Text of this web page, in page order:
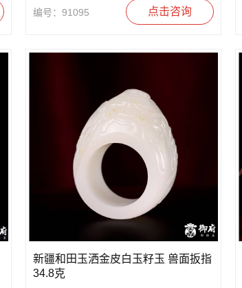
编号：91095 点击咨询
新疆和田玉洒金皮白玉籽玉 兽面扳指
34.8克